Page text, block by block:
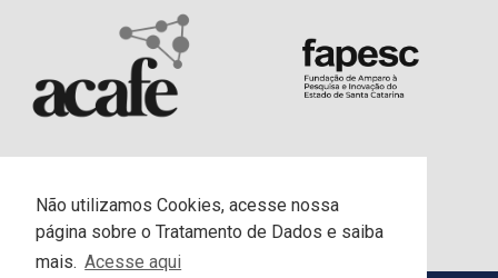
Não utilizamos Cookies, acesse nossa
página sobre o Tratamento de Dados e saiba
mais. Acesse aqui